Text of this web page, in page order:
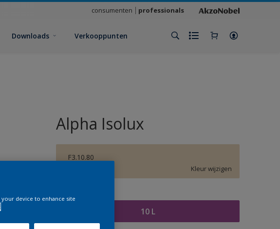
consumenten professionals
Downloads Verkooppunten
Alpha Isolux
F3.10.80
Kleur wijzigen
Grootte
10 L
device to enhance site